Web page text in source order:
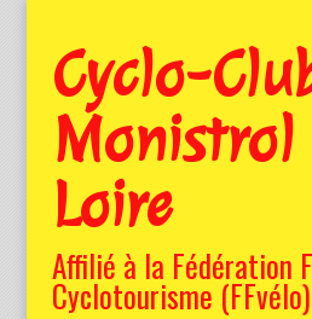
Cyclo-
Monistrol
Loire
Affilié à la Fédération
Cyclotourisme (FFvélo)